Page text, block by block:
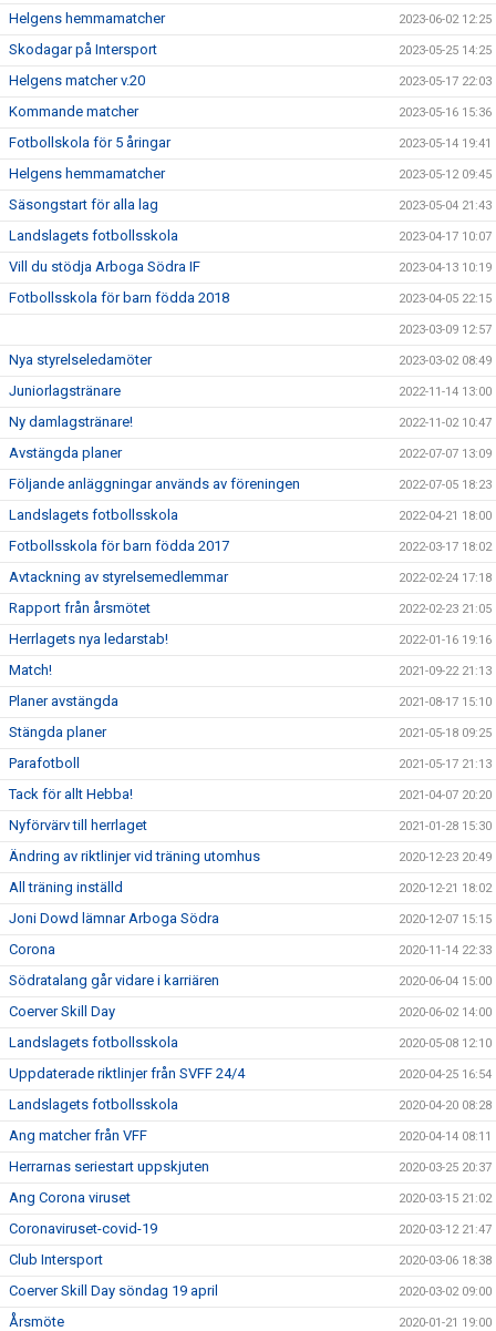
Helgens hemmamatcher 2023-06-02 12:25
Skodagar på Intersport 2023-05-25 14:25
Helgens matcher v.20 2023-05-17 22:03
Kommande matcher 2023-05-16 15:36
Fotbollskola för 5 åringar 2023-05-14 19:41
Helgens hemmamatcher 2023-05-12 09:45
Säsongstart för alla lag 2023-05-04 21:43
Landslagets fotbollsskola 2023-04-17 10:07
Vill du stödja Arboga Södra IF 2023-04-13 10:19
Fotbollsskola för barn födda 2018 2023-04-05 22:15
2023-03-09 12:57
Nya styrelseledamöter 2023-03-02 08:49
Juniorlagstränare 2022-11-14 13:00
Ny damlagstränare! 2022-11-02 10:47
Avstängda planer 2022-07-07 13:09
Följande anläggningar används av föreningen 2022-07-05 18:23
Landslagets fotbollsskola 2022-04-21 18:00
Fotbollsskola för barn födda 2017 2022-03-17 18:02
Avtackning av styrelsemedlemmar 2022-02-24 17:18
Rapport från årsmötet 2022-02-23 21:05
Herrlagets nya ledarstab! 2022-01-16 19:16
Match! 2021-09-22 21:13
Planer avstängda 2021-08-17 15:10
Stängda planer 2021-05-18 09:25
Parafotboll 2021-05-17 21:13
Tack för allt Hebba! 2021-04-07 20:20
Nyförvärv till herrlaget 2021-01-28 15:30
Ändring av riktlinjer vid träning utomhus 2020-12-23 20:49
All träning inställd 2020-12-21 18:02
Joni Dowd lämnar Arboga Södra 2020-12-07 15:15
Corona 2020-11-14 22:33
Södratalang går vidare i karriären 2020-06-04 15:00
Coerver Skill Day 2020-06-02 14:00
Landslagets fotbollsskola 2020-05-08 12:10
Uppdaterade riktlinjer från SVFF 24/4 2020-04-25 16:54
Landslagets fotbollsskola 2020-04-20 08:28
Ang matcher från VFF 2020-04-14 08:11
Herrarnas seriestart uppskjuten 2020-03-25 20:37
Ang Corona viruset 2020-03-15 21:02
Coronaviruset-covid-19 2020-03-12 21:47
Club Intersport 2020-03-06 18:38
Coerver Skill Day söndag 19 april 2020-03-02 09:00
Årsmöte 2020-01-21 19:00